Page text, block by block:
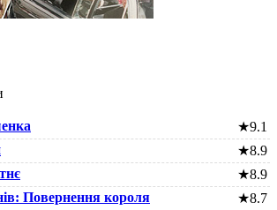
★9.1
★8.9
★8.9
Повернення короля ★8.7